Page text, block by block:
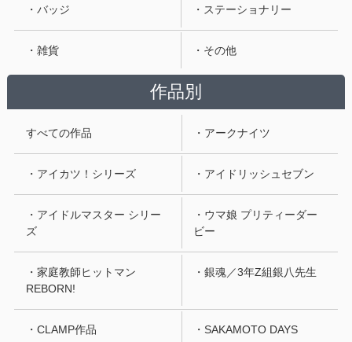
・バッジ ・ステーショナリー
・雑貨 ・その他
作品別
すべての作品 ・アークナイツ
・アイカツ！シリーズ ・アイドリッシュセブン
・アイドルマスター シリー
ズ
・ウマ娘 プリティーダー
ビー
・家庭教師ヒットマン
REBORN!
・銀魂／3年Z組銀八先生
・CLAMP作品 ・SAKAMOTO DAYS